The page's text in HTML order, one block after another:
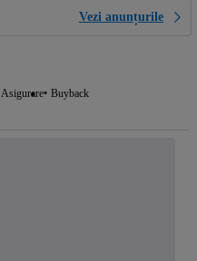
Vezi anunțurile
Asigurare Buyback